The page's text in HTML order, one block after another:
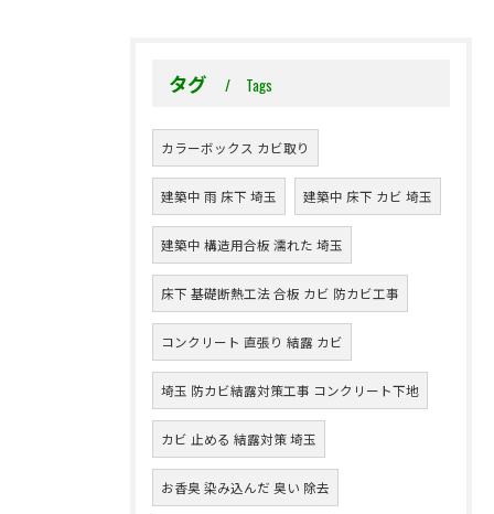
タグ Tags
カラーボックス カビ取り
建築中 雨 床下 埼玉 建築中 床下 カビ 埼玉
建築中 構造用合板 濡れた 埼玉
床下 基礎断熱工法 合板 カビ 防カビ工事
コンクリート 直張り 結露 カビ
埼玉 防カビ結露対策工事 コンクリート下地
カビ 止める 結露対策 埼玉
お香臭 染み込んだ 臭い 除去